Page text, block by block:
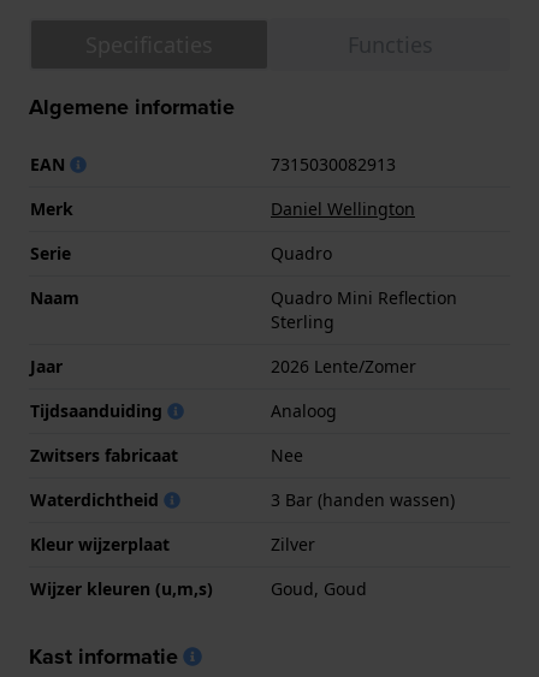
Algemene informatie
EAN
7315030082913
Merk
Daniel Wellington
Serie
Quadro
Naam
Quadro Mini Reflection
Sterling
Jaar
2026 Lente/Zomer
Tijdsaanduiding
Analoog
Zwitsers fabricaat
Nee
Waterdichtheid
3 Bar (handen wassen)
Kleur wijzerplaat
Zilver
Wijzer kleuren (u,m,s)
Goud, Goud
Kast informatie